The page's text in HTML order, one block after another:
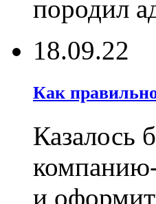
породил
18.09.22
Как
Казалось
и